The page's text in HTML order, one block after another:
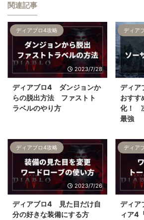
関連記事
ディアブロ4攻略
2023/7/28
ディアブロ4 ダンジョンか
らの脱出方法 ファストト
ラベルのやり方
ディア
ディ
おすす
化！
最強
ディアブロ4攻略
2023/7/26
ディアブロ4 見た目だけ自
分の好きな装備にする方
ディア
ディ
ィア4